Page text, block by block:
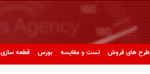
طرح های فروش تست و مقایسه بورس قطعه سازی